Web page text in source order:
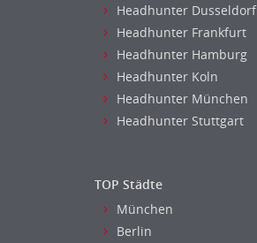
Headhunter Dusseldorf
Headhunter Frankfurt
Headhunter Hamburg
Headhunter Koln
Headhunter München
Headhunter Stuttgart
TOP Städte
München
Berlin